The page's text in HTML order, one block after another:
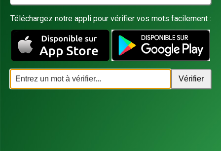
Téléchargez notre appli pour vérifier vos mots facilement :